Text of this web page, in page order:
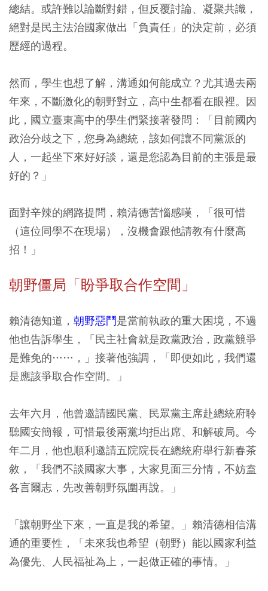
總結。或許難以論斷對錯，但反覆討論、凝聚共識，
絕對是民主法治國家做出「負責任」的決定前，必須
歷經的過程。
然而，學生也想了解，溝通如何能成立？尤其過去兩
年來，不斷激化的朝野對立，高中生都看在眼裡。因
此，國立臺東高中的學生們緊接著發問：「目前國內
政治分歧之下，您身為總統，該如何讓不同黨派的
人，一起坐下來好好談，還是您認為目前的主張是最
好的？」
面對辛辣的網路提問，賴清德苦惱感嘆，「很可惜
（這位同學不在現場），沒機會跟他請教有什麼高
招！」
朝野僵局「盼爭取合作空間」
賴清德知道， 朝野惡鬥是當前執政的重大困境，不過
他也告訴學生，「民主社會就是政黨政治，政黨競爭
是難免的……，」接著他強調，「即便如此，我們還
是應該爭取合作空間。」
去年六月，他曾邀請國民黨、民眾黨主席赴總統府聆
聽國安簡報，可惜最後兩黨均拒出席、和解破局。今
年二月，他也順利邀請五院院長在總統府舉行新春茶
敘，「我們不談國家大事，大家見面三分情，不妨盍
各言爾志，先改善朝野氛圍再說。」
「讓朝野坐下來，一直是我的希望。」賴清德相信溝
通的重要性，「未來我也希望（朝野）能以國家利益
為優先、人民福祉為上，一起做正確的事情。」